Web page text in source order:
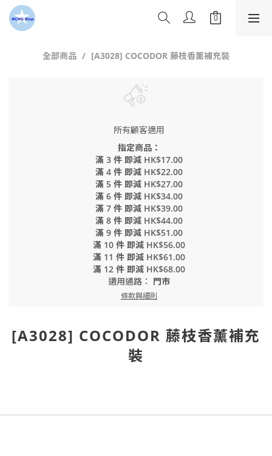
全部商品 [A3028] COCODOR 藤枝香薰補充裝
所有顧客適用
指定商品：
滿 3 件 即減 HK$17.00
滿 4 件 即減 HK$22.00
滿 5 件 即減 HK$27.00
滿 6 件 即減 HK$34.00
滿 7 件 即減 HK$39.00
滿 8 件 即減 HK$44.00
滿 9 件 即減 HK$51.00
滿 10 件 即減 HK$56.00
滿 11 件 即減 HK$61.00
滿 12 件 即減 HK$68.00
適用通路： 門市
條款與細則
[A3028] COCODOR 藤枝香薰補充
裝